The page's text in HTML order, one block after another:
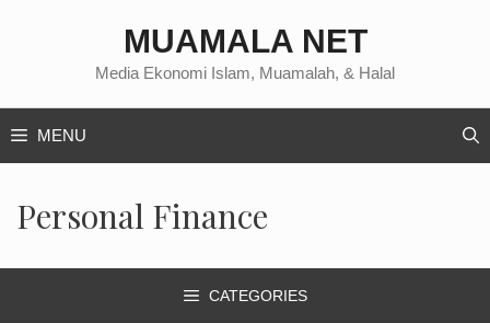
MUAMALA NET
Media Ekonomi Islam, Muamalah, & Halal
MENU
Personal Finance
CATEGORIES